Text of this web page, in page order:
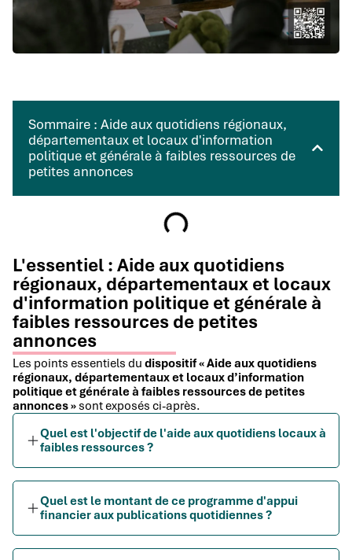
Sommaire : Aide aux quotidiens régionaux,
départementaux et locaux d'information
politique et générale à faibles ressources de
petites annonces
L'essentiel : Aide aux quotidiens
régionaux, départementaux et locaux
d'information politique et générale à
faibles ressources de petites
annonces
Les points essentiels du dispositif « Aide aux quotidiens
régionaux, départementaux et locaux d’information
politique et générale à faibles ressources de petites
annonces » sont exposés ci-après.
Quel est l'objectif de l'aide aux quotidiens locaux à
faibles ressources ?
Quel est le montant de ce programme d'appui
financier aux publications quotidiennes ?